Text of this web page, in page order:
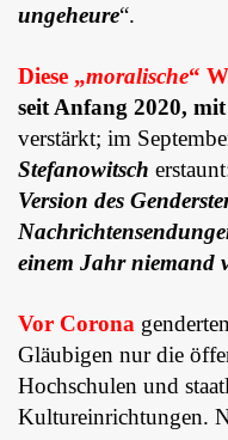
ungeheure“.
Diese „moralische“
seit Anfang 2020,
verstärkt; im
Stefanowitsch
Version des
einem Jahr niemand
Vor Corona
Gläubigen nur die
Hochschulen und
Kultureinrichtungen.